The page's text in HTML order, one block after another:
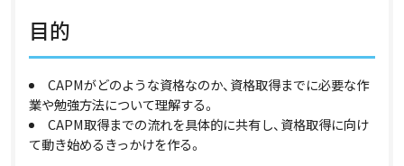
目的
CAPMがどのような資格なのか、資格取得までに必要な作
業や勉強方法について理解する。
CAPM取得までの流れを具体的に共有し、資格取得に向け
て動き始めるきっかけを作る。